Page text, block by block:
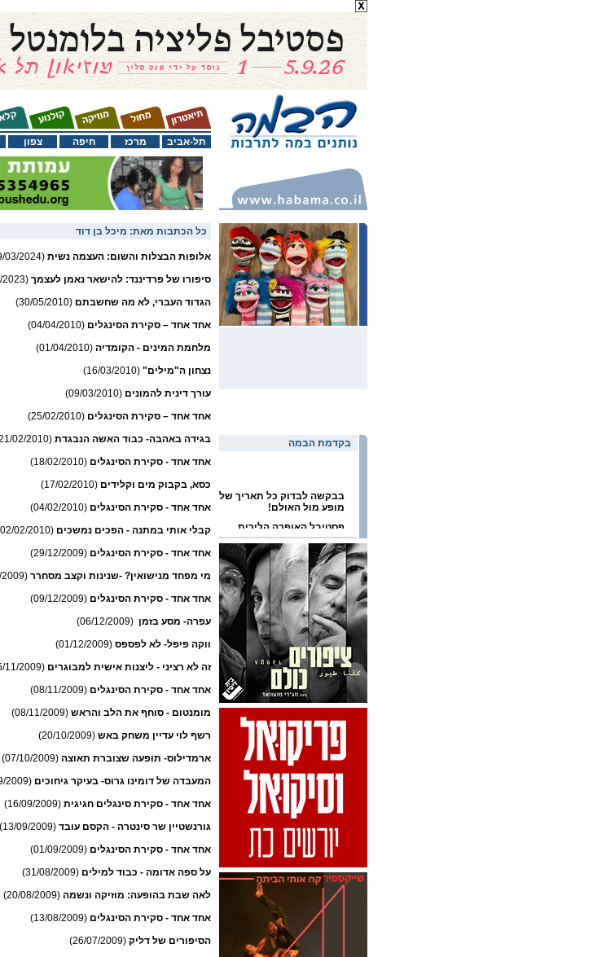
צפון חיפה מרכז תל-אביב
כל הכתבות מאת: מיכל בן דוד
אלופות הבצלות והשום: העצמה נשית (19/03/2024)
סיפורו של פרדיננד: להישאר נאמן לעצמך (20/08/2023)
הגדוד העברי, לא מה שחשבתם (30/05/2010)
אחד אחד – סקירת הסינגלים (04/04/2010)
מלחמת המינים - הקומדיה (01/04/2010)
נצחון ה"מילים" (16/03/2010)
עורך דינית להמונים (09/03/2010)
אחד אחד – סקירת הסינגלים (25/02/2010)
בגידה באהבה- כבוד האשה הנבגדת (21/02/2010)
אחד אחד - סקירת הסינגלים (18/02/2010)
כסא, בקבוק מים וקלידים (17/02/2010)
אחד אחד - סקירת הסינגלים (04/02/2010)
קבלי אותי במתנה - הפכים נמשכים (02/02/2010)
אחד אחד - סקירת הסינגלים (29/12/2009)
מי מפחד מנישואין? -שנינות וקצב מסחרר (27/12/2009)
אחד אחד - סקירת הסינגלים (09/12/2009)
עפרה- מסע בזמן (06/12/2009)
ווקה פיפל- לא לפספס (01/12/2009)
זה לא רציני - ליצנות אישית למבוגרים (25/11/2009)
אחד אחד - סקירת הסינגלים (08/11/2009)
מומנטום - סוחף את הלב והראש (08/11/2009)
רשף לוי עדיין משחק באש (20/10/2009)
ארמדילוס- תופעה שצוברת תאוצה (07/10/2009)
המעבדה של דומינו גרוס- בעיקר גיחוכים (21/09/2009)
אחד אחד - סקירת סינגלים חגיגית (16/09/2009)
גורנשטיין שר סינטרה - הקסם עובד (13/09/2009)
אחד אחד - סקירת הסינגלים (01/09/2009)
על ספה אדומה - כבוד למילים (31/08/2009)
לאה שבת בהופעה: מוזיקה ונשמה (20/08/2009)
אחד אחד - סקירת הסינגלים (13/08/2009)
הסיפורים של דליק (26/07/2009)
בקדמת הבמה
בבקשה לבדוק כל תאריך של
מופע מול האולם!
פסטיבל האופרה הלירית
2026
פסטיבל הפסנתר הבינלאומי
בערד 2026
פסטיבל ישראל 2026
פסטיבל תל אביב דאנס
2026